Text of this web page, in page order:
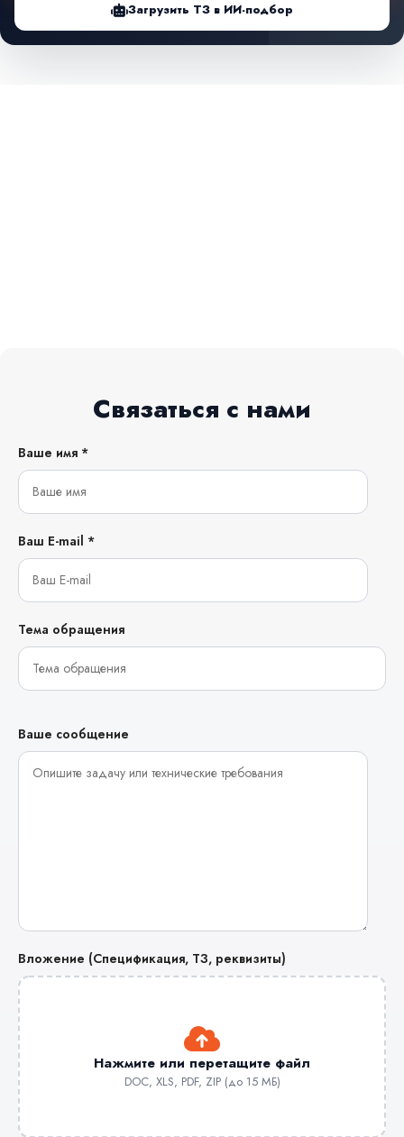
Загрузить ТЗ в ИИ-подбор
Связаться с нами
Ваше имя *
Ваш E-mail *
Тема обращения
Ваше сообщение
Вложение (Спецификация, ТЗ, реквизиты)
Нажмите или перетащите файл
DOC, XLS, PDF, ZIP (до 15 МБ)